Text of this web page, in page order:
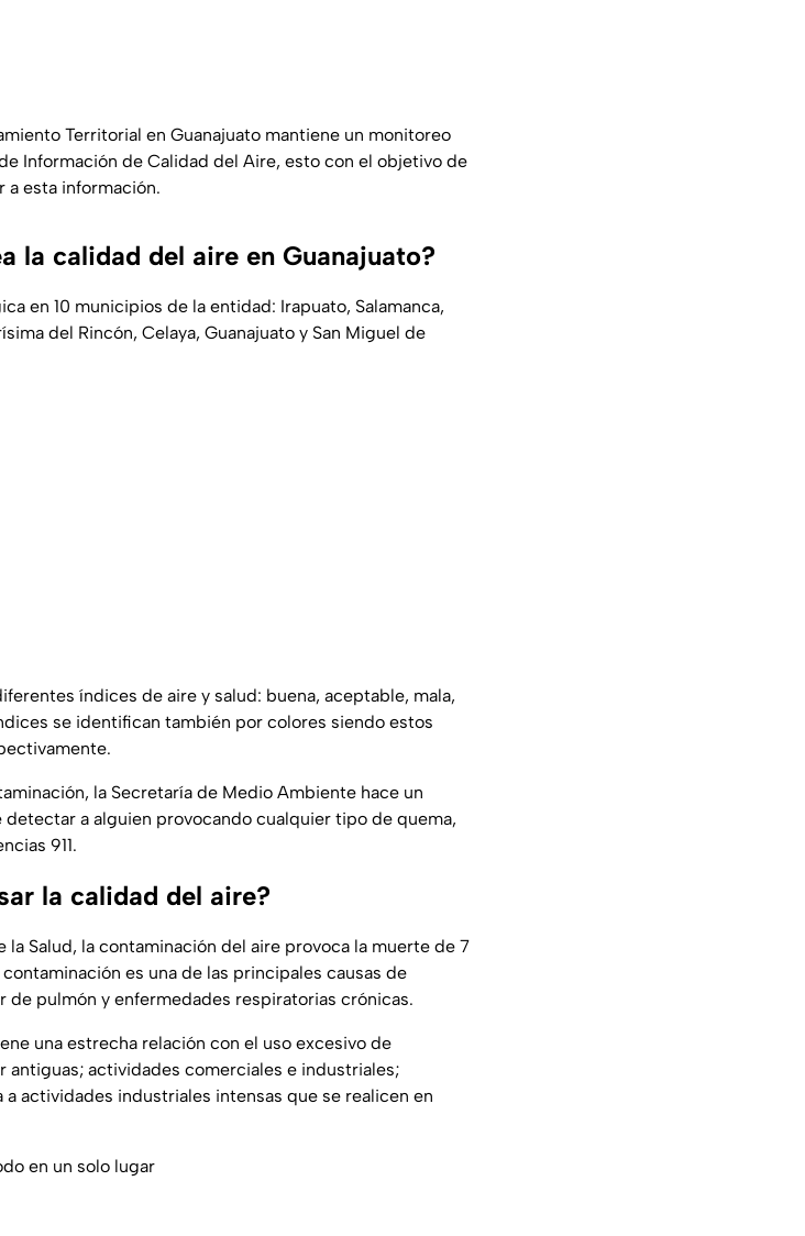
Territorial en Guanajuato mantiene un monitoreo
Información de Calidad del Aire, esto con el objetivo de
a esta información.
la calidad del aire en Guanajuato?
en 10 municipios de la entidad: Irapuato, Salamanca,
del Rincón, Celaya, Guanajuato y San Miguel de
índices de aire y salud: buena, aceptable, mala,
se identifican también por colores siendo estos
la Secretaría de Medio Ambiente hace un
detectar a alguien provocando cualquier tipo de quema,
911.
la calidad del aire?
Salud, la contaminación del aire provoca la muerte de 7
es una de las principales causas de
de pulmón y enfermedades respiratorias crónicas.
una estrecha relación con el uso excesivo de
antiguas; actividades comerciales e industriales;
a actividades industriales intensas que se realicen en
en un solo lugar